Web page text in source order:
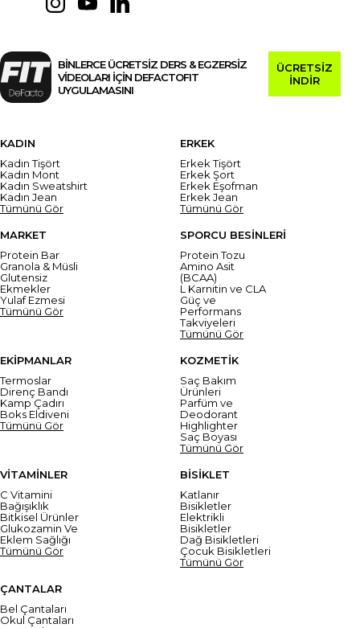
BİNLERCE ÜCRETSİZ DERS & EGZERSİZ
VİDEOLARI İÇİN DEFACTOFIT
UYGULAMASINI
ÜCRETSİZ
İNDİR
KADIN
Kadın Tişört
Kadın Mont
Kadın Sweatshirt
Kadın Jean
Tümünü Gör
ERKEK
Erkek Tişört
Erkek Şort
Erkek Eşofman
Erkek Jean
Tümünü Gör
MARKET
Protein Bar
Granola & Müsli
Glutensiz
Ekmekler
Yulaf Ezmesi
Tümünü Gör
SPORCU BESİNLERİ
Protein Tozu
Amino Asit
(BCAA)
L Karnitin ve CLA
Güç ve
Performans
Takviyeleri
Tümünü Gör
EKİPMANLAR
Termoslar
Direnç Bandı
Kamp Çadırı
Boks Eldiveni
Tümünü Gör
KOZMETİK
Saç Bakım
Ürünleri
Parfüm ve
Deodorant
Highlighter
Saç Boyası
Tümünü Gör
VİTAMİNLER
C Vitamini
Bağışıklık
Bitkisel Ürünler
Glukozamin Ve
Eklem Sağlığı
Tümünü Gör
BİSİKLET
Katlanır
Bisikletler
Elektrikli
Bisikletler
Dağ Bisikletleri
Çocuk Bisikletleri
Tümünü Gör
ÇANTALAR
Bel Çantaları
Okul Çantaları